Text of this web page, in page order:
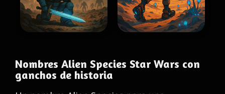
Nombres Alien Species Star Wars con
ganchos de historia